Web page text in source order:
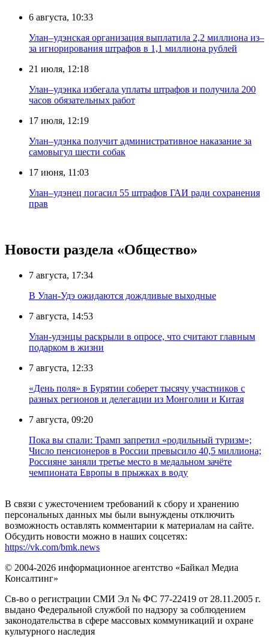
6 августа, 10:33
Улан–удэнская организация выплатила 2,2 миллиона из–
за игнорирования штрафов в 1,1 миллиона рублей
21 июля, 12:18
Улан–удэнка избегала уплаты штрафов и получила 200
часов обязательных работ
17 июля, 12:19
Улан–удэнка получит административное наказание за
самовыгул шести собак
17 июня, 11:03
Улан–удэнец погасил 55 штрафов ГАИ ради сохранения
прав
Новости раздела «Общество»
7 августа, 17:34
В Улан-Удэ ожидаются дождливые выходные
7 августа, 14:53
Улан-удэнцы раскрыли в опросе, что считают главным
подарком в жизни
7 августа, 12:33
«День поля» в Бурятии соберет тысячу участников с
разных регионов и делегации из Монголии и Китая
7 августа, 09:20
Пока вы спали: Трамп запретил «родильный туризм»;
Число пенсионеров в России превысило 40,5 миллиона;
Россияне заняли третье место в медальном зачёте
чемпионата Европы в прыжках в воду
В связи с ужесточением требований к сбору и хранению
персональных данных мы были вынуждены отключить
возможность оставлять комментарии к материалам на сайте.
Обсудить новости можно в наших соцсетях:
https://vk.com/bmk.news
© 2004-2026 информационное агентство «Байкал Медиа
Консалтинг»
Св-во о регистрации СМИ Эл № ФС 77-22419 от 28.11.2005 г.
выдано Федеральной службой по надзору за соблюдением
законодательства в сфере массовых коммуникаций и охране
культурного наследия